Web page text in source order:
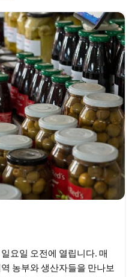
요일 오전에 열립니다. 매
농부와 생산자들을 만나보